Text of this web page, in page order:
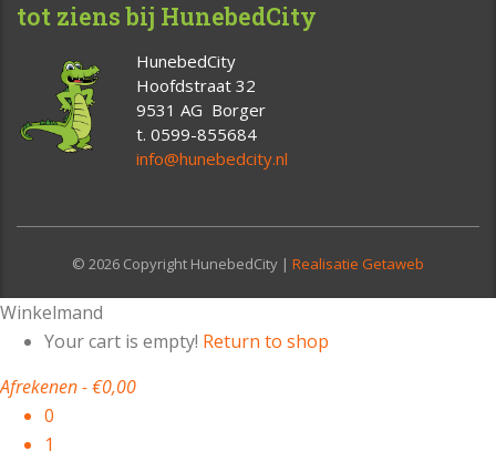
tot ziens bij HunebedCity
HunebedCity
Hoofdstraat 32
9531 AG Borger
t. 0599-855684
info@hunebedcity.nl
© 2026 Copyright HunebedCity | Realisatie Getaweb
Winkelmand
Your cart is empty! Return to shop
Afrekenen-€0,00
0
1